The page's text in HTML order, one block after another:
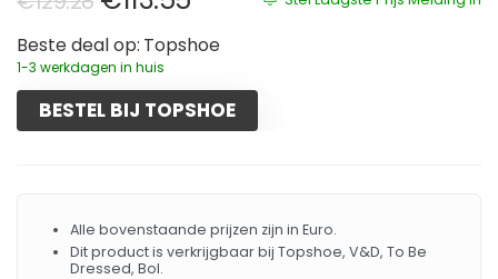
Beste deal op: Topshoe
1-3 werkdagen in huis
BESTEL BIJ TOPSHOE
Alle bovenstaande prijzen zijn in Euro.
Dit product is verkrijgbaar bij Topshoe, V&D, To Be
Dressed, Bol.